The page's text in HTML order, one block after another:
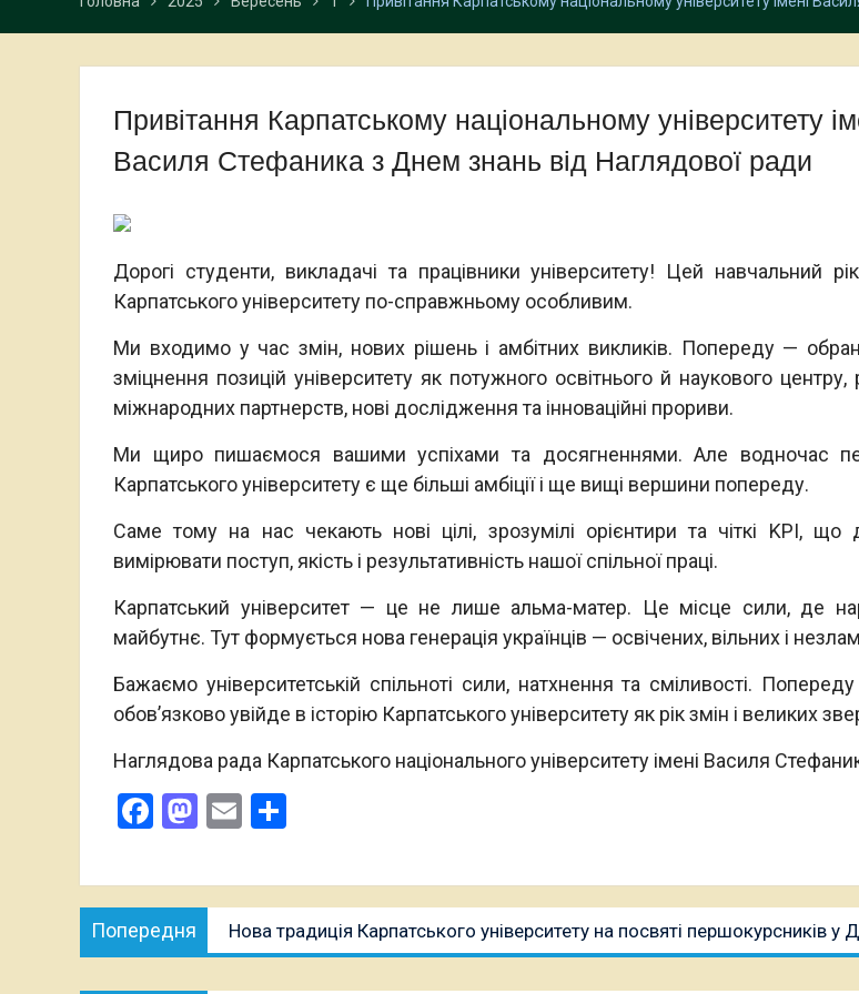
Привітання Карпатському національному університету
Василя Стефаника з Днем знань від Наглядової ради
Дорогі студенти, викладачі та працівники університету! Цей навчальний
Карпатського університету по-справжньому особливим.
Ми входимо у час змін, нових рішень і амбітних викликів. Попереду —
зміцнення позицій університету як потужного освітнього й наукового
міжнародних партнерств, нові дослідження та інноваційні прориви.
Ми щиро пишаємося вашими успіхами та досягненнями. Але водночас
Карпатського університету є ще більші амбіції і ще вищі вершини попереду.
Саме тому на нас чекають нові цілі, зрозумілі орієнтири та чіткі KPI, що
вимірювати поступ, якість і результативність нашої спільної праці.
Карпатський університет — це не лише альма-матер. Це місце сили, де
майбутнє. Тут формується нова генерація українців — освічених, вільних і
Бажаємо університетській спільноті сили, натхнення та сміливості.
обов’язково увійде в історію Карпатського університету як рік змін і великих
Наглядова рада Карпатського національного університету імені Василя
Facebook
Mastodon
Email
Навігація
записів
Попередня
публікація:
Нова традиція Карпатського університету на посвяті першокурсників у